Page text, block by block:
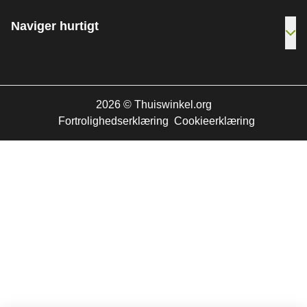
Naviger hurtigt
2026 ©Thuiswinkel.org
Fortrolighedserklæring Cookieerklæring